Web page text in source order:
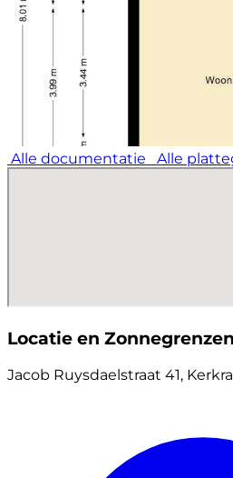
Alle documentatie Alle
Locatie en Zonnegrenzen
Jacob Ruysdaelstraat 41,